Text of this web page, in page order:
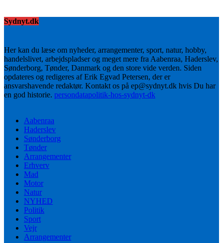
Sydnyt.dk
Her kan du læse om nyheder, arrangementer, sport, natur, hobby,
handelslivet, arbejdspladser og meget mere fra Aabenraa, Haderslev,
Sønderborg, Tønder, Danmark og den store vide verden. Siden
opdateres og redigeres af Erik Egvad Petersen, der er
ansvarshavende redaktør. Kontakt os på ep@sydnyt.dk hvis Du har
en god historie. persondatapolitik-hos-sydnyt-dk
Aabenraa
Haderslev
Sønderborg
Tønder
Arrangementer
Erhverv
Mad
Motor
Natur
NYHED
Politik
Sport
Vejr
Arrangementer